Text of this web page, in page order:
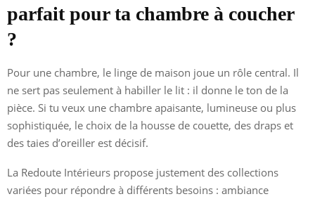
parfait pour ta chambre à coucher
?
Pour une chambre, le linge de maison joue un rôle central. Il
ne sert pas seulement à habiller le lit : il donne le ton de la
pièce. Si tu veux une chambre apaisante, lumineuse ou plus
sophistiquée, le choix de la housse de couette, des draps et
des taies d’oreiller est décisif.
La Redoute Intérieurs propose justement des collections
variées pour répondre à différents besoins : ambiance